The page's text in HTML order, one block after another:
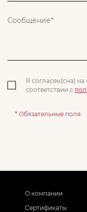
Я согласен(сна)
соответствии с
* Обязательные поля
О компании
Сертификаты